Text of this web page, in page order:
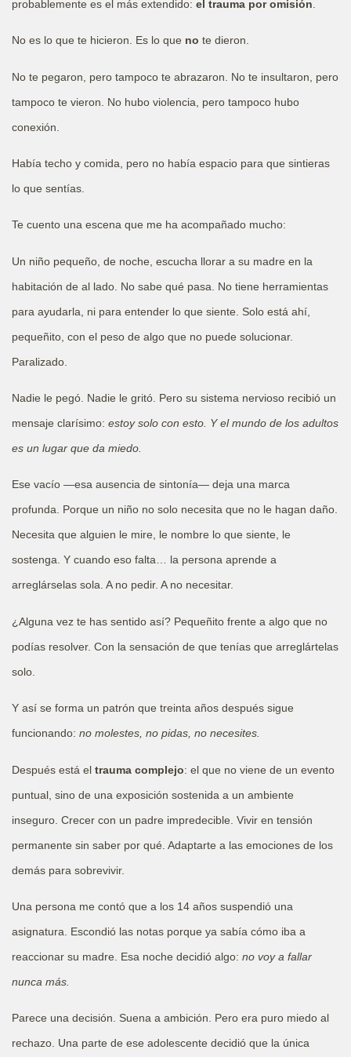
probablemente es el más extendido: el trauma por omisión
No es lo que te hicieron. Es lo que no te dieron.
No te pegaron, pero tampoco te abrazaron. No te insultaron, pero
tampoco te vieron. No hubo violencia, pero tampoco hubo
conexión.
Había techo y comida, pero no había espacio para que sintieras
lo que sentías.
Te cuento una escena que me ha acompañado mucho:
Un niño pequeño, de noche, escucha llorar a su madre en la
habitación de al lado. No sabe qué pasa. No tiene herramientas
para ayudarla, ni para entender lo que siente. Solo está ahí,
pequeñito, con el peso de algo que no puede solucionar.
Paralizado.
Nadie le pegó. Nadie le gritó. Pero su sistema nervioso recibió un
mensaje clarísimo: estoy solo con esto. Y el mundo de los adultos
es un lugar que da miedo.
Ese vacío —esa ausencia de sintonía— deja una marca
profunda. Porque un niño no solo necesita que no le hagan daño.
Necesita que alguien le mire, le nombre lo que siente, le
sostenga. Y cuando eso falta… la persona aprende a
arreglárselas sola. A no pedir. A no necesitar.
¿Alguna vez te has sentido así? Pequeñito frente a algo que no
podías resolver. Con la sensación de que tenías que arreglártelas
solo.
Y así se forma un patrón que treinta años después sigue
funcionando: no molestes, no pidas, no necesites.
Después está el trauma complejo: el que no viene de un evento
puntual, sino de una exposición sostenida a un ambiente
inseguro. Crecer con un padre impredecible. Vivir en tensión
permanente sin saber por qué. Adaptarte a las emociones de los
demás para sobrevivir.
Una persona me contó que a los 14 años suspendió una
asignatura. Escondió las notas porque ya sabía cómo iba a
reaccionar su madre. Esa noche decidió algo: no voy a fallar
nunca más.
Parece una decisión. Suena a ambición. Pero era puro miedo al
rechazo. Una parte de ese adolescente decidió que la única